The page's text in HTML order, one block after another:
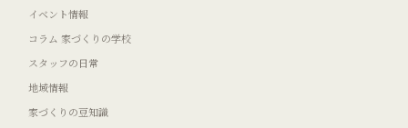
イベント情報
コラム 家づくりの学校
スタッフの日常
地域情報
家づくりの豆知識